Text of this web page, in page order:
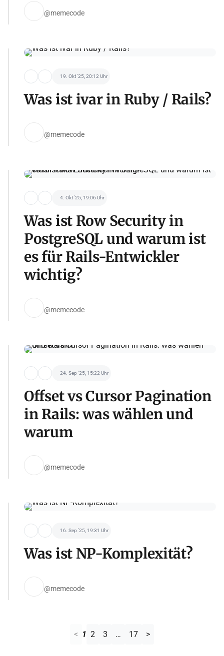
@memecode
19. Okt '25, 20:12 Uhr
Was ist ivar in Ruby / Rails?
@memecode
4. Okt '25, 19:06 Uhr
Was ist Row Security in
PostgreSQL und warum ist
es für Rails-Entwickler
wichtig?
@memecode
24. Sep '25, 15:22 Uhr
Offset vs Cursor Pagination
in Rails: was wählen und
warum
@memecode
16. Sep '25, 19:31 Uhr
Was ist NP-Komplexität?
@memecode
< 1 2 3 … 17 >